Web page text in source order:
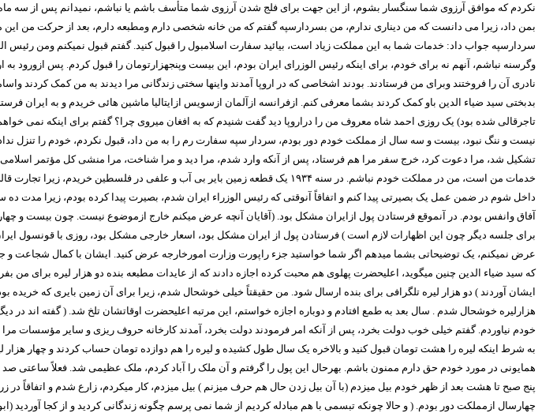
نکردم که موافق آرزوی شما سنگسار بشوم، از این جهت برای فلج شدن آرزوی شما متأسف باشم یا نباشم، نمیدانم پس از
بمن داد، زیرا می دانست که من دیناری ندارم، من بسردارسپه گفتم که من خانه شخصی دارم ومطبعه دارم، بعد از حرکت من این
سردارسپه جواب داد: خدمات شما به این مملکت زیاد است، بیائید سفارت اسلامبول را قبول کنید. گفتم قبول نمیکنم ومن رئیس
وگرسنه نباشم، آنهم نه برای خودم، برای اینکه رئیس الوزرای ایران بودم، این بیست وپنجهزارتومان را قبول کردم. پس
نادری آن را فروختند وبرای من فرستادند. بودند اشخاصی که در اروپا آمدند واینها سختی زندگانی مرا دیدند به من کمک کردند
بدبختی سید ضیاء الدین باو کمک کردند بشما معرفی کنم. ازفرانسه ازآلمان ازسویس ازایتالیا ماشین هائی خریدم و به ایران
تاجرقالی شده بود) یک روزی احمد شاه معروف من را دراروپا دید گفت شنیدم که به افغان میروی چرا؟ گفتم برای اینکه نمی
نیست و ننگ نبود، بیست و سه سال از مملکت خودم دور بودم، سردار سپه سفارت رم را به من داد، قبول نکردم، خودم را تنزل
تشکیل شد، مرا دعوت کرد، خرج سفر مرا هم فرستاد، پس از آنکه وارد شدم، مرا دید و مرا شناخت، مرا منشی کل مؤتمر
خدمات من است، من در مملکت خودم نباشم. در سنه ۱۹۳۴ یک قطعه زمین بایر بی آب و علفی در فلسطین خریدم، زیرا تجارت
داخل شوم در ضمن عمل یک بصیرتی پیدا کنم و اتفاقاً آنوقتی که رئیس الوزراء ایران شدم، بصیرت پیدا کرده بودم، زیرا
آفاق وانفس بودم. در آنموقع فرستادن پول ازایران مشکل بود. (آقایان آنچه عرض میکنم خارج ازموضوع نیست. چون بیست
برای جلسه دیگر چون این اظهارات لازم است ) فرستادن پول از ایران مشکل بود، اسعار خارجی مشکل بود، روزی با قونسول
عرض نمیکنم، یک توضیحاتی بشما میدهم اگر شما خواستید جزء راپورت وزارت امورخارجه عرض کنید. ایشان با کمال شجاعت و
که سید ضیاء الدین چنین میگوید، اعلیحضرت پهلوی هم محبت کرده اجازه دادند که از عایدات مطبعه بنده دو هزار لیره برای
ایشان آوردند ) دو هزار لیره تلگرافی برای بنده ارسال شود. من حقیقتاً خیلی خوشحال شدم، زیرا برای آن زمین بایری که خریده
هزارلیره خوشحال شدم . سال بعد به طمع افتادم و دوباره اجازه خواستم، این مرتبه اعلیحضرت اوقاتشان تلخ شد. ( گفته اند
خودم نیاوردم. گفتم خیلی خوب دولت بخرد، پس از آنکه امر فرمودند دولت بخرد، آمدند کارخانه حروف ریزی و سایر مؤسسات مرا
به شرط اینکه لیره را هشت تومان قبول کنید و بالاخره یک سال طول کشیده و لیره را هم دوازده تومان حساب کردند و چهار
همایونی در مورد خودم حق دارم ممنون باشم. بهرحال این پول را گرفتم و آن ملک را آباد کردم، ملک عظیمی شد. فعلاً ساعتی
پنج صبح تا هشت بعد از ظهر خودم بیل میزدم (با آن بیل زدن حال هم حرف میزنم ) بیل میزدم، کار میکردم، زارع شدم و
چهارسال ازمملکت دور بودم. ( و حالا چونکه تبسمی با هم مبادله کردیم از شما نمی پرسم چگونه زندگانی کردید و از کجا آوردید